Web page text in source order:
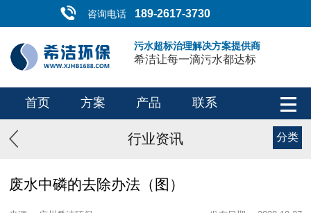
咨询电话 189-2617-3730
污水超标治理解决方案提供商
希洁让每一滴污水都达标
首页 方案 产品 联系
行业资讯 分类
废水中磷的去除办法（图）